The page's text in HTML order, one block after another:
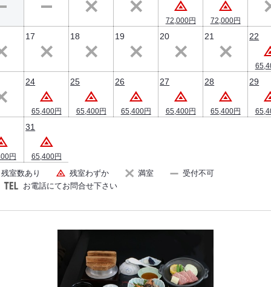
72,000円 72,000円
17 18 19 20 21 22
24
65,400円
25
65,400円
26
65,400円
27
65,400円
28
65,400円
29
円
31
65,400円
残室数あり 残室わずか 満室
受付不可
お電話にてお問合せ下さい